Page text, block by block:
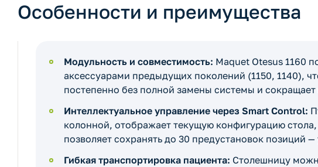
Особенности и преимущества
Модульность и совместимость: Maquet Otesus 1160
аксессуарами предыдущих поколений (1150, 1140),
постепенно без полной замены системы и сокращает
Интеллектуальное управление через Smart Control:
колонной, отображает текущую конфигурацию
позволяет сохранять до 30 предустановок позиций
Гибкая транспортировка пациента: Столешницу